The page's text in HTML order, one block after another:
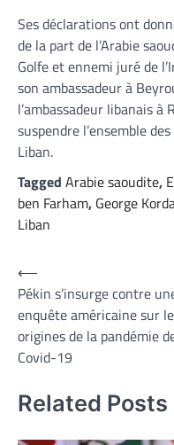
Ses déclarations ont
de la part de l’Arabie
Golfe et ennemi juré de
son ambassadeur à
l’ambassadeur libanais à
suspendre l’ensemble
Liban.
Tagged Arabie saoudite,
ben Farham, George
Liban
Navigation
de
l’article
⟵
Pékin s’insurge contre
enquête américaine sur
origines de la pandémie
Covid-19
Related Posts